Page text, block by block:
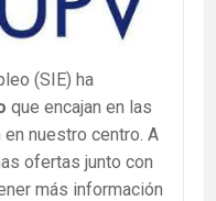
(SIE) ha
que encajan en las
nuestro centro. A
ofertas junto con
más información